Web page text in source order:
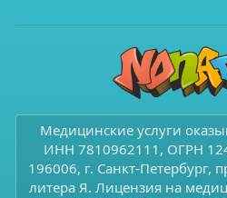
Медицинские услуги
ИНН 7810962111, ОГРН
196006, г. Санкт-Петербург,
литера Я. Лицензия на